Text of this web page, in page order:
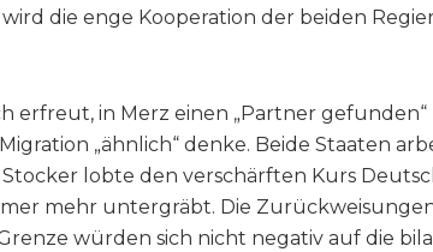
die enge Kooperation der beiden
erfreut, in Merz einen „Partner gefunden“
„ähnlich“ denke. Beide Staaten
Stocker lobte den verschärften Kurs
mehr untergräbt. Die
würden sich nicht negativ auf die